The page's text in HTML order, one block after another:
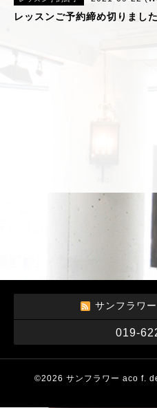
レッスンご予約締め切りました
サンフラワ
019-
©2026 サンフラワー aco f.